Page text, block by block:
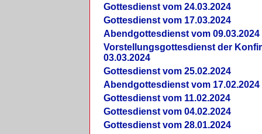
Gottesdienst vom 24.03.2024
Gottesdienst vom 17.03.2024
Abendgottesdienst vom 09.03.2024
Vorstellungsgottesdienst der
03.03.2024
Gottesdienst vom 25.02.2024
Abendgottesdienst vom 17.02.2024
Gottesdienst vom 11.02.2024
Gottesdienst vom 04.02.2024
Gottesdienst vom 28.01.2024